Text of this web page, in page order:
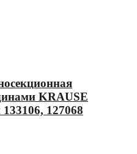
KRAUSE
127068